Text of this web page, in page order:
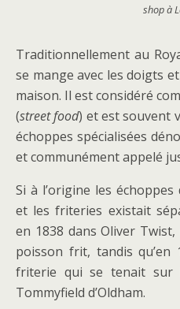
shop à
Traditionnellement au
se mange avec les doigts
maison. Il est considéré
(street food) et est souvent
échoppes spécialisées
et communément appelé
Si à l’origine les
et les friteries existait
en 1838 dans Oliver
poisson frit, tandis
friterie qui se tenait sur
Tommyfield d’Oldham.